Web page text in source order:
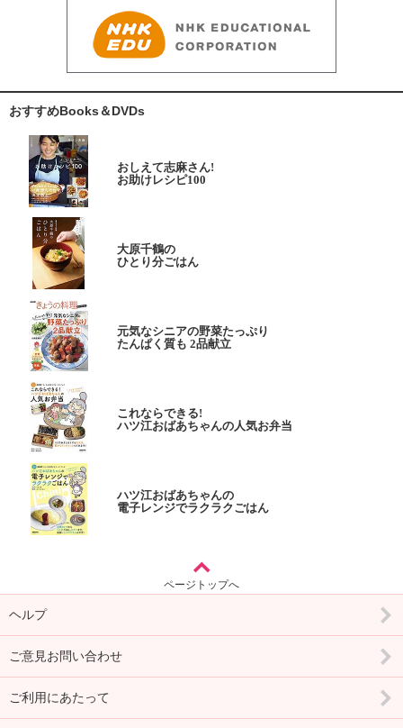
おすすめBooks＆DVDs
おしえて志麻さん!
お助けレシピ100
大原千鶴の
ひとり分ごはん
元気なシニアの野菜たっぷり
たんぱく質も 2品献立
これならできる!
ハツ江おばあちゃんの人気お弁当
ハツ江おばあちゃんの
電子レンジでラクラクごはん
ページトップへ
ヘルプ
ご意見お問い合わせ
ご利用にあたって